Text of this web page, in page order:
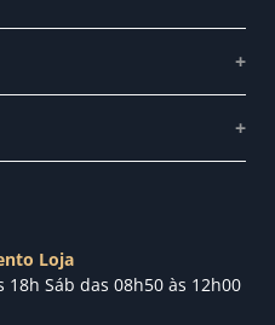
+
+
Loja
18h Sáb das 08h50 às 12h00